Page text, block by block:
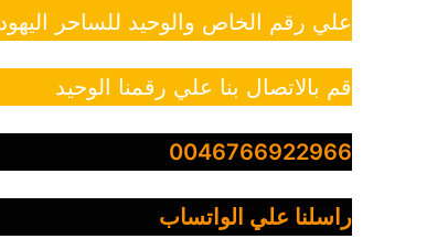
علي رقم الخاص والوحيد للساحر
قم بالاتصال بنا علي رقمنا الوحيد
0046766922966
راسلنا علي الواتساب